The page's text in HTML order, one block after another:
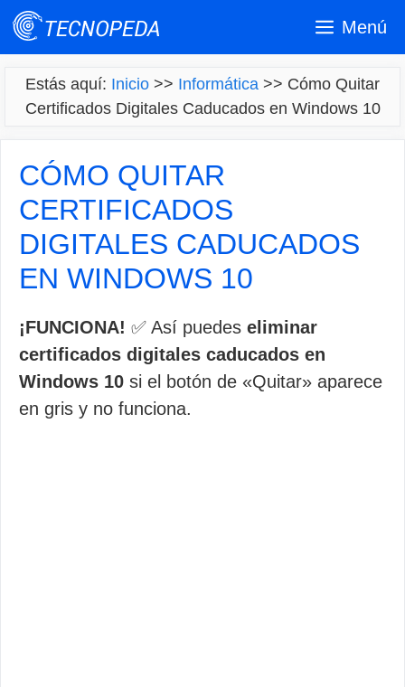
Saltar
Menú
Estás aquí: Inicio >> Informática >> Cómo Quitar
Certificados Digitales Caducados en Windows 10
CÓMO QUITAR
CERTIFICADOS
DIGITALES CADUCADOS
EN WINDOWS 10
¡FUNCIONA! ✅ Así puedes eliminar
certificados digitales caducados en
Windows 10 si el botón de «Quitar» aparece
en gris y no funciona.